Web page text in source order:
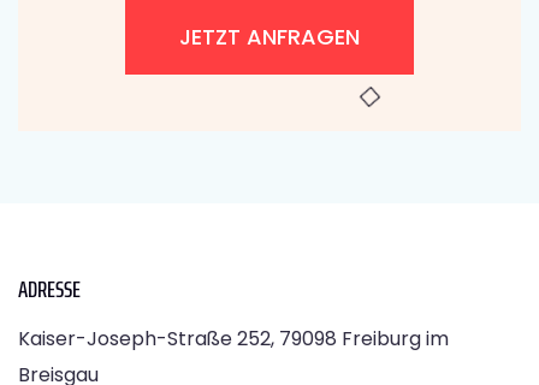
JETZT ANFRAGEN
ADRESSE
Kaiser-Joseph-Straße 252, 79098 Freiburg im
Breisgau